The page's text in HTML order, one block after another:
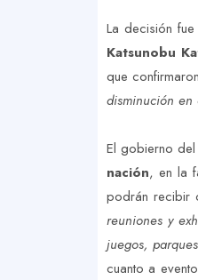
La decisión
Katsunobu
que
disminución en
El gobierno
nación, en la
podrán recibir
reuniones y
juegos,
cuanto a